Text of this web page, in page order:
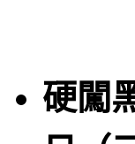
硬闖